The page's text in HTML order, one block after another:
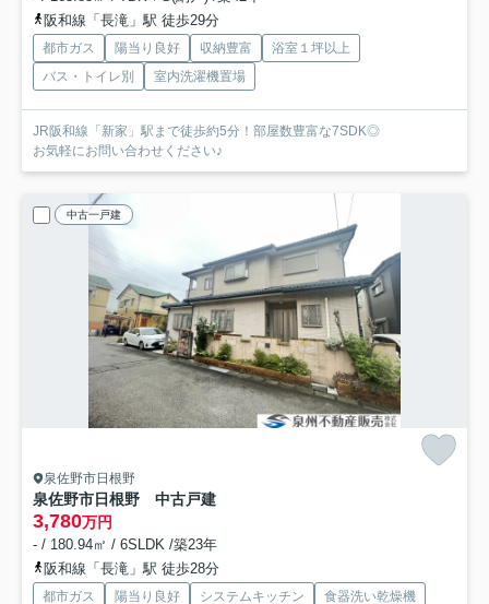
阪和線「長滝」駅 徒歩29分
都市ガス 陽当り良好 収納豊富
浴室１坪以上
バス・トイレ別
室内洗濯機置場
JR阪和線「新家」駅まで徒歩約5分！部屋数豊富な7SDK◎
お気軽にお問い合わせください♪
中古一戸建
泉佐野市日根野
泉佐野市日根野 中古戸建
3,780万円
- / 180.94㎡ / 6SLDK /築23年
阪和線「長滝」駅 徒歩28分
都市ガス 陽当り良好 システムキッチン
食器洗い乾燥機